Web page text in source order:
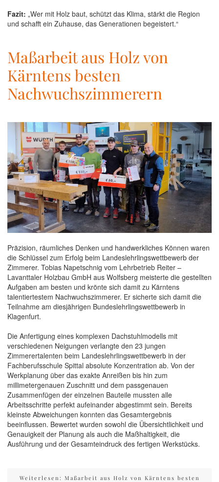
Fazit: „Wer mit Holz baut, schützt das Klima, stärkt die Region
und schafft ein Zuhause, das Generationen begeistert.“
Maßarbeit aus Holz von
Kärntens besten
Nachwuchszimmerern
Präzision, räumliches Denken und handwerkliches Können waren
die Schlüssel zum Erfolg beim Landeslehrlingswettbewerb der
Zimmerer. Tobias Napetschnig vom Lehrbetrieb Reiter –
Lavanttaler Holzbau GmbH aus Wolfsberg meisterte die gestellten
Aufgaben am besten und krönte sich damit zu Kärntens
talentiertestem Nachwuchszimmerer. Er sicherte sich damit die
Teilnahme am diesjährigen Bundeslehrlingswettbewerb in
Klagenfurt.
Die Anfertigung eines komplexen Dachstuhlmodells mit
verschiedenen Neigungen verlangte den 23 jungen
Zimmerertalenten beim Landeslehrlingswettbewerb in der
Fachberufsschule Spittal absolute Konzentration ab. Von der
Werkplanung über das exakte Anreißen bis hin zum
millimetergenauen Zuschnitt und dem passgenauen
Zusammenfügen der einzelnen Bauteile mussten alle
Arbeitsschritte perfekt aufeinander abgestimmt sein. Bereits
kleinste Abweichungen konnten das Gesamtergebnis
beeinflussen. Bewertet wurden sowohl die Übersichtlichkeit und
Genauigkeit der Planung als auch die Maßhaltigkeit, die
Ausführung und der Gesamteindruck des fertigen Werkstücks.
Weiterlesen: Maßarbeit aus Holz von Kärntens besten